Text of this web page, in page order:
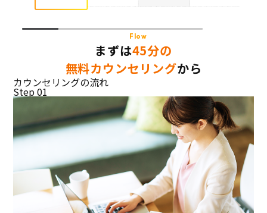
Flow
まずは45分の
無料カウンセリングから
カウンセリングの流れ
Step 01